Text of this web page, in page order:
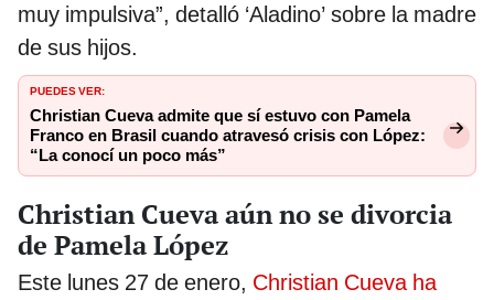
muy impulsiva”, detalló ‘Aladino’ sobre la madre
de sus hijos.
PUEDES VER:
Christian Cueva admite que sí estuvo con Pamela
Franco en Brasil cuando atravesó crisis con López:
“La conocí un poco más”
Christian Cueva aún no se divorcia
de Pamela López
Este lunes 27 de enero, Christian Cueva ha